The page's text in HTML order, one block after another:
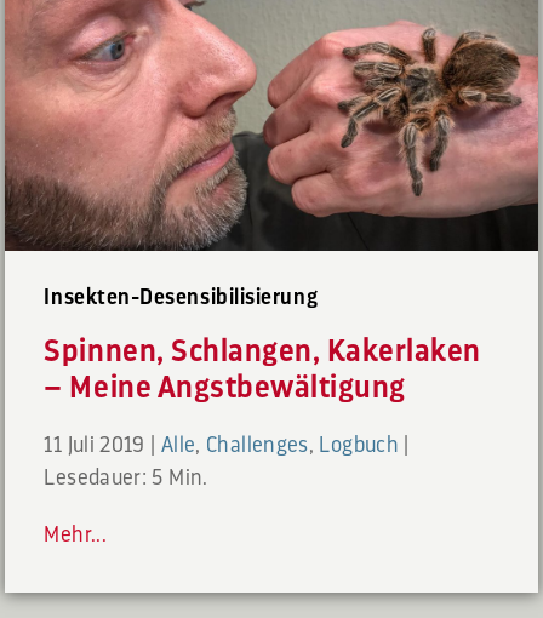
Insekten-Desensibilisierung
Spinnen, Schlangen, Kakerlaken
– Meine Angstbewältigung
11 Juli 2019 Alle, Challenges, Logbuch
Lesedauer: 5 Min.
Mehr...